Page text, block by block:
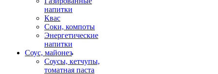
напитки
Квас
Соки, компоты
Энергетические
напитки
Соус, майонез
Соусы, кетчупы,
томатная паста